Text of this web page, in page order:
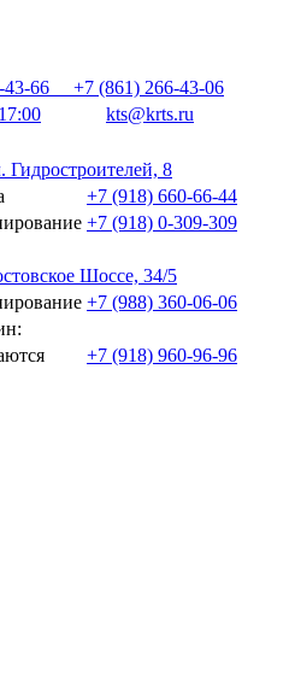
43-66
+7 (861) 266-43-06
kts@krts.ru
Гидростроителей, 8
+7 (918) 660-66-44
+7 (918) 0-309-309
Шоссе, 34/5
+7 (988) 360-06-06
+7 (918) 960-96-96